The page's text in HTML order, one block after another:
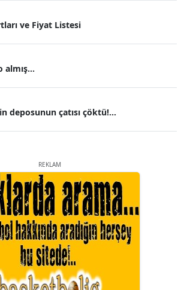
ve Fiyat Listesi
almış...
deposunun çatısı çöktü!...
REKLAM